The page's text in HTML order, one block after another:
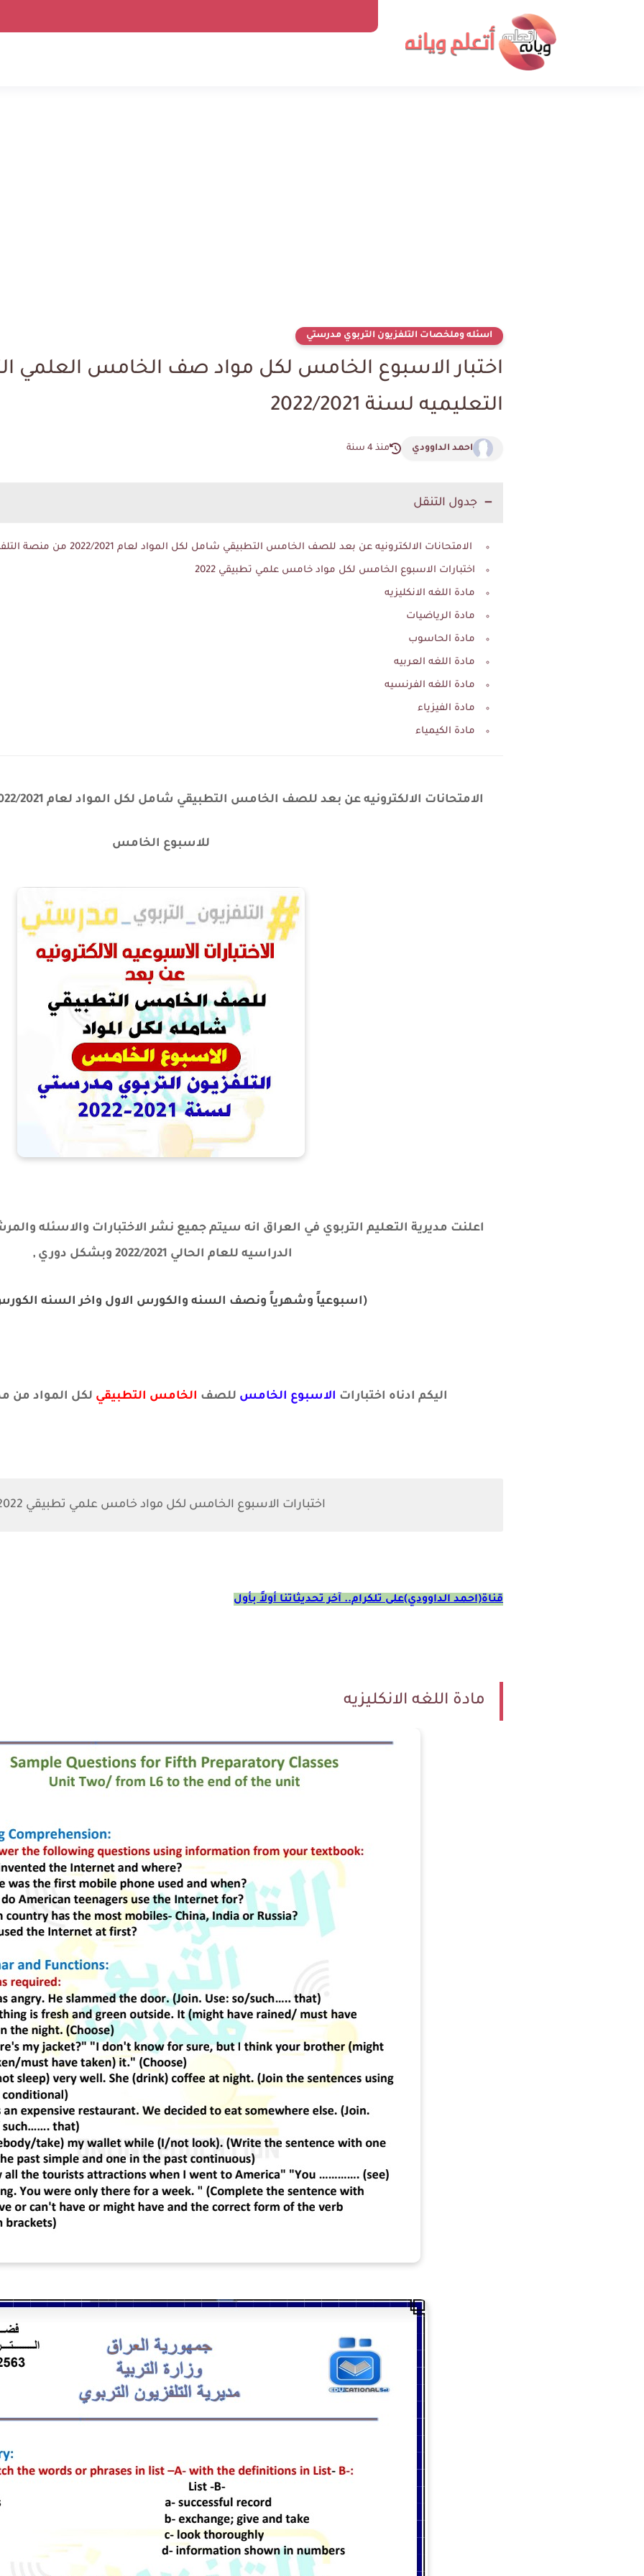
اسئله وملخصات التلفزيون التربوي مدرستي
اختبار الاسبوع الخامس لكل مواد صف الخامس العلمي
التعليميه لسنة 2022/2021
احمد الداوودي منذ 4 سنة
جدول التنقل
الامتحانات الالكترونيه عن بعد للصف الخامس التطبيقي شامل لكل المواد لعام 2022/2021 من منصة التلفزيون التربوي للاسبوع الخامس
اختبارات الاسبوع الخامس لكل مواد خامس علمي تطبيقي 2022
مادة اللغه الانكليزيه
مادة الرياضيات
مادة الحاسوب
مادة اللغه العربيه
مادة اللغه الفرنسيه
مادة الفيزياء
مادة الكيمياء
للاسبوع الخامس
اعلنت مديرية التعليم التربوي في العراق انه سيتم جميع نشر الاختبارات والاسئله
الدراسيه للعام الحالي 2022/2021 وبشكل دوري ,
(اسبوعياً وشهرياً ونصف السنه والكورس الاول واخر السنه
اليكم ادناه اختبارات الاسبوع الخامس للصف الخامس التطبيقي لكل المواد من
اختبارات الاسبوع الخامس لكل مواد خامس علمي تطبيقي 2022
قناة(احمد الداوودي)على تلكرام.. آخر تحديثاتنا أولاً بأول
مادة اللغه الانكليزيه